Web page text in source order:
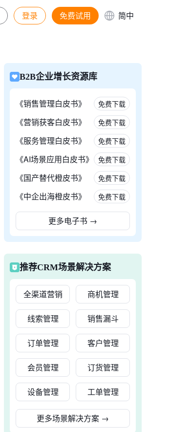
登录 免费试用 简中
B2B企业增长资源库
《销售管理白皮书》 免费下载
《营销获客白皮书》 免费下载
《服务管理白皮书》 免费下载
《AI场景应用白皮书》 免费下载
《国产替代橙皮书》 免费下载
《中企出海橙皮书》 免费下载
更多电子书 →
推荐CRM场景解决方案
全渠道营销 商机管理
线索管理 销售漏斗
订单管理 客户管理
会员管理 订货管理
设备管理 工单管理
更多场景解决方案 →